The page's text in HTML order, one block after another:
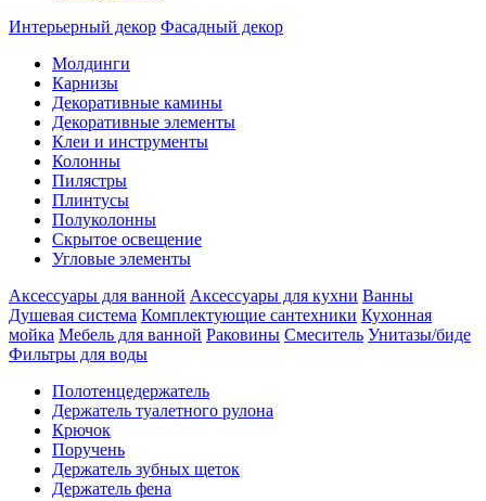
Интерьерный декор Фасадный декор
Молдинги
Карнизы
Декоративные камины
Декоративные элементы
Клеи и инструменты
Колонны
Пилястры
Плинтусы
Полуколонны
Скрытое освещение
Угловые элементы
Аксессуары для ванной Аксессуары для кухни Ванны
Душевая система Комплектующие сантехники Кухонная
мойка Мебель для ванной Раковины Смеситель Унитазы/биде
Фильтры для воды
Полотенцедержатель
Держатель туалетного рулона
Крючок
Поручень
Держатель зубных щеток
Держатель фена